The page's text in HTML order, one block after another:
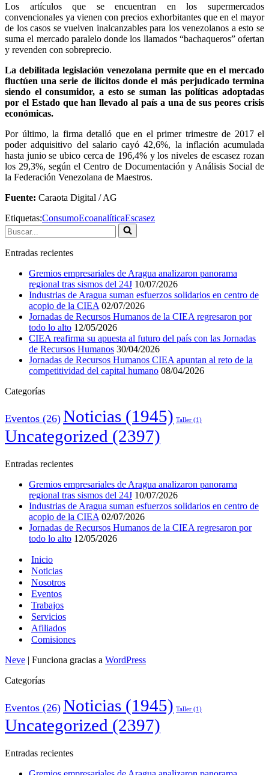
Los artículos que se encuentran en los supermercados
convencionales ya vienen con precios exhorbitantes que en el mayor
de los casos se vuelven inalcanzables para los venezolanos a esto se
suma el mercado paralelo donde los llamados “bachaqueros” ofertan
y revenden con sobreprecio.
La debilitada legislación venezolana permite que en el mercado
fluctúen una serie de ilícitos donde el más perjudicado termina
siendo el consumidor, a esto se suman las políticas adoptadas
por el Estado que han llevado al país a una de sus peores crisis
económicas.
Por último, la firma detalló que en el primer trimestre de 2017 el
poder adquisitivo del salario cayó 42,6%, la inflación acumulada
hasta junio se ubico cerca de 196,4% y los niveles de escasez rozan
los 29,3%, según el Centro de Documentación y Análisis Social de
la Federación Venezolana de Maestros.
Fuente: Caraota Digital / AG
Etiquetas:ConsumoEcoanalíticaEscasez
Buscar...
Entradas recientes
Gremios empresariales de Aragua analizaron panorama
regional tras sismos del 24J 10/07/2026
Industrias de Aragua suman esfuerzos solidarios en centro de
acopio de la CIEA 02/07/2026
Jornadas de Recursos Humanos de la CIEA regresaron por
todo lo alto 12/05/2026
CIEA reafirma su apuesta al futuro del país con las Jornadas
de Recursos Humanos 30/04/2026
Jornadas de Recursos Humanos CIEA apuntan al reto de la
competitividad del capital humano 08/04/2026
Categorías
Eventos (26) Noticias (1945) Taller (1)
Uncategorized (2397)
Entradas recientes
Gremios empresariales de Aragua analizaron panorama
regional tras sismos del 24J 10/07/2026
Industrias de Aragua suman esfuerzos solidarios en centro de
acopio de la CIEA 02/07/2026
Jornadas de Recursos Humanos de la CIEA regresaron por
todo lo alto 12/05/2026
Inicio
Noticias
Nosotros
Eventos
Trabajos
Servicios
Afiliados
Comisiones
Neve | Funciona gracias a WordPress
Categorías
Eventos (26) Noticias (1945) Taller (1)
Uncategorized (2397)
Entradas recientes